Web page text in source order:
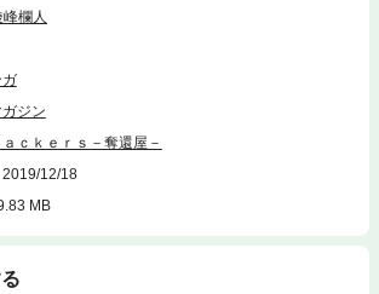
の暴走を阻止できるのは誰だ!?
峰欄人
ジン
ｃｋｅｒｓ－奪還屋－
2019/12/18
MB